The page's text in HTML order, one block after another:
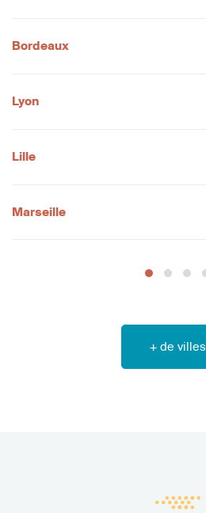
Bordeaux
Lyon
Lille
Marseille
+ de villes